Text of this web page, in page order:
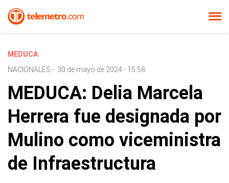
MEDUCA
NACIONALES - 30 de mayo de 2024 - 15:58
MEDUCA: Delia Marcela
Herrera fue designada por
Mulino como viceministra
de Infraestructura